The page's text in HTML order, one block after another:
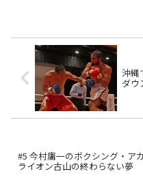
沖縄
ダウ
#5 今村庸一のボクシング・ア
ライオン古山の終わらない夢